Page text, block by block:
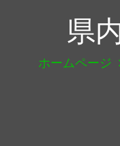
県
ホームページ